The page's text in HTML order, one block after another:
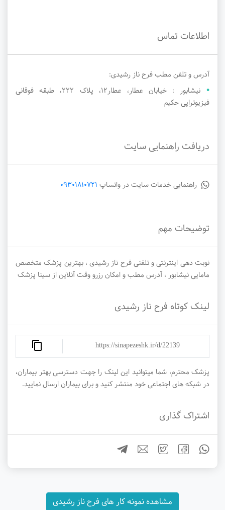
اطلاعات تماس
آدرس و تلفن مطب فرح ناز رشیدی:
نیشابور : خیابان عطار، عطار12، پلاک 222، طبقه فوقانی
فیزیوتراپی حکیم
دریافت راهنمایی سایت
راهنمایی خدمات سایت در واتساپ 09301810721
توضیحات مهم
نوبت دهی اینترنتی و تلفنی فرح ناز رشیدی ، بهترین پزشک متخصص
مامایی نیشابور ، آدرس مطب و امکان رزرو وقت آنلاین از سینا پزشک
لینک کوتاه فرح ناز رشیدی
https://sinapezeshk.ir/d/22139
پزشک محترم، شما میتوانید این لینک را جهت دسترسی بهتر بیماران،
در شبکه های اجتماعی خود منتشر کنید و برای بیماران ارسال نمایید.
اشتراک گذاری
مشاهده نمونه کار های فرح ناز رشیدی